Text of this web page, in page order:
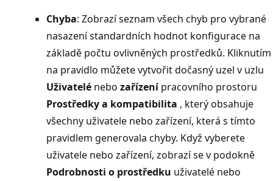
Chyba: Zobrazí seznam všech chyb pro vybrané
nasazení standardních hodnot konfigurace na
základě počtu ovlivněných prostředků. Kliknutím
na pravidlo můžete vytvořit dočasný uzel v uzlu
Uživatelé nebo zařízenípracovního prostoru
Prostředky a kompatibilita , který obsahuje
všechny uživatele nebo zařízení, která s tímto
pravidlem generovala chyby. Když vyberete
uživatele nebo zařízení, zobrazí se v podokně
Podrobnosti o prostředku uživatelé nebo